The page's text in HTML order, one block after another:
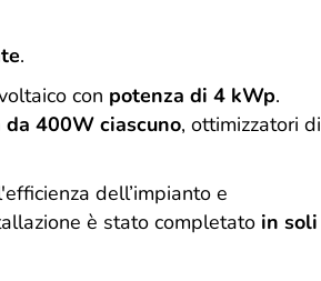
.
con potenza di 4 kWp.
400W ciascuno, ottimizzatori di
dell’impianto e
è stato completato in soli